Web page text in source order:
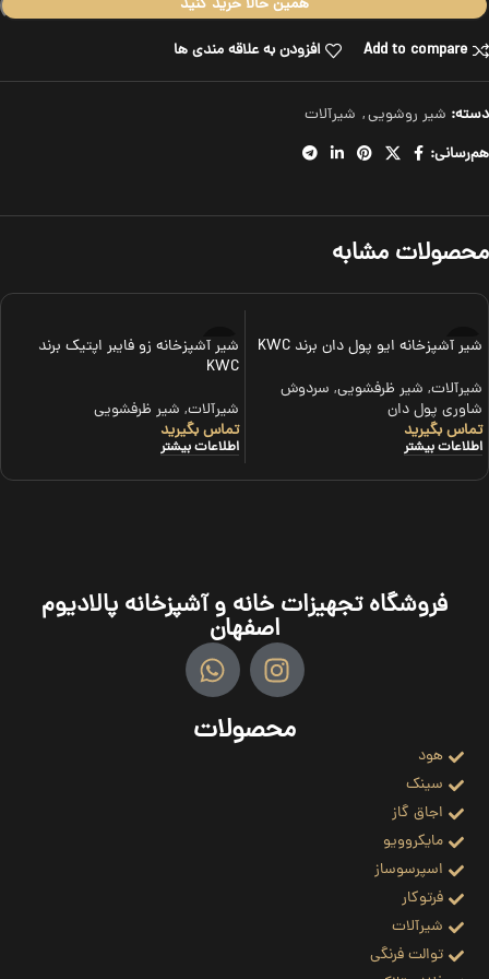
همین حالا خرید کنید
Add to compare
افزودن به علاقه مندی ها
دسته: شیر روشویی, شیرآلات
هم‌رسانی:
محصولات مشابه
شیر آشپزخانه ایو پول دان برند KWC
شیرآلات, شیر ظرفشویی, سردوش
شاوری پول دان
تماس بگیرید
اطلاعات بیشتر
شیر آشپزخانه زو فایبر اپتیک برند
KWC
شیرآلات, شیر ظرفشویی
تماس بگیرید
اطلاعات بیشتر
فروشگاه تجهیزات خانه و آشپزخانه پالادیوم
اصفهان
محصولات
هود
سینک
اجاق گاز
مایکروویو
اسپرسوساز
فرتوکار
شیرآلات
توالت فرنگی